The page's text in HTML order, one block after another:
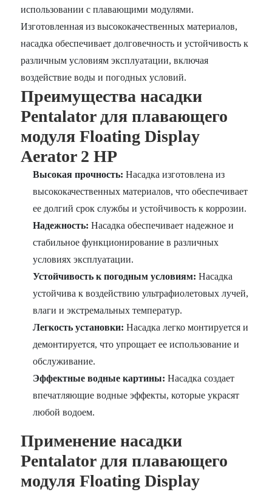
использовании с плавающими модулями.
Изготовленная из высококачественных материалов,
насадка обеспечивает долговечность и устойчивость к
различным условиям эксплуатации, включая
воздействие воды и погодных условий.
Преимущества насадки
Pentalator для плавающего
модуля Floating Display
Aerator 2 HP
Высокая прочность: Насадка изготовлена из
высококачественных материалов, что обеспечивает
ее долгий срок службы и устойчивость к коррозии.
Надежность: Насадка обеспечивает надежное и
стабильное функционирование в различных
условиях эксплуатации.
Устойчивость к погодным условиям: Насадка
устойчива к воздействию ультрафиолетовых лучей,
влаги и экстремальных температур.
Легкость установки: Насадка легко монтируется и
демонтируется, что упрощает ее использование и
обслуживание.
Эффектные водные картины: Насадка создает
впечатляющие водные эффекты, которые украсят
любой водоем.
Применение насадки
Pentalator для плавающего
модуля Floating Display